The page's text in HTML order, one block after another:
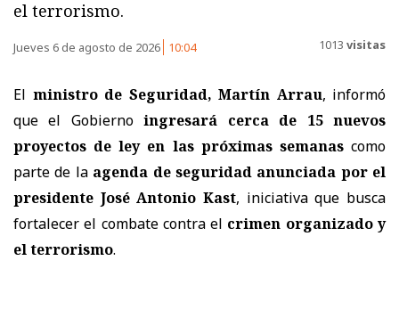
el terrorismo.
Jueves 6 de agosto de 2026 10:04 1013 visitas
El ministro de Seguridad, Martín Arrau, informó
que el Gobiernoingresará cerca de 15 nuevos
proyectos de ley en las próximas semanascomo
parte de la agenda de seguridad anunciada por el
presidente José Antonio Kast, iniciativa que busca
fortalecer el combate contra el crimen organizado y
el terrorismo.